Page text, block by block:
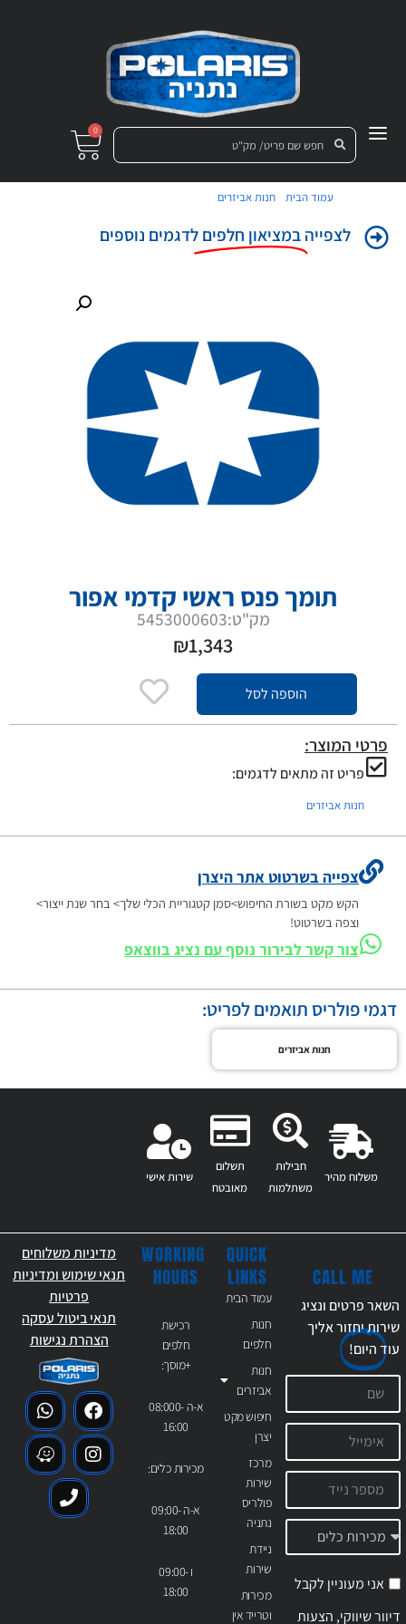
0
עמוד הבית /חנות אביזרים
לצפייהבמציאון חלפים לדגמים נוספים
תומך פנס ראשי קדמי אפור
מק"ט:5453000603
₪1,343
הוספה לסל
פרטי המוצר:
פריט זה מתאים לדגמים:
חנות אביזרים
צפייה בשרטוט אתר היצרן
הקש מקט בשורת החיפוש>סמן קטגוריית הכלי שלך> בחר שנת ייצור>
וצפה בשרטוט!
צור קשר לבירור נוסף עם נציג בווצאפ
דגמי פולריס תואמים לפריט:
חנות אביזרים
משלוח מהיר
חבילות
משתלמות
תשלום
מאובטח
שירות אישי
QUICK
LINKS
עמוד הבית
חנות
חלפים
חנות
אביזרים
חיפוש מקט
יצרן
מרכז
שירות
פולריס
נתניה
ניידת
שירות
מכירות
וטרייד אין
WORKING
HOURS
רכישת
חלפים
+מוסך:
א-ה 08:000-
16:00
מכירות כלים:
א-ה 09:00-
18:00
ו 09:00-
18:00
CALL ME
השאר פרטים ונציג
שירות יחזור אליך
עודהיום!
אני מעוניין לקבל
דיוור שיווקי, הצעות
מדיניות משלוחים
תנאי שימוש ומדיניות
פרטיות
תנאי ביטול עסקה
הצהרת נגישות